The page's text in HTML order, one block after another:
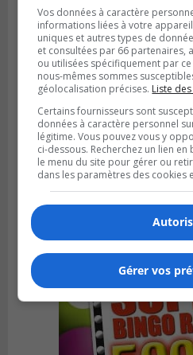
Publié le 6 août 2026 à 05h39
La grenade du
inoffensive
Vos données à caractère
informations liées à votre
uniques et autres types de
et consultées par 66 partenaires,
ou utilisées spécifiquement par
nous-mêmes sommes
géolocalisation précises. Liste
Certains fournisseurs sont
données à caractère personnel
légitime. Vous pouvez vous y
ci-dessous. Recherchez un lien
le menu du site pour gérer ou
dans les paramètres des cookies
Gérer vos